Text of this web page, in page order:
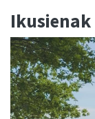
Ikusienak